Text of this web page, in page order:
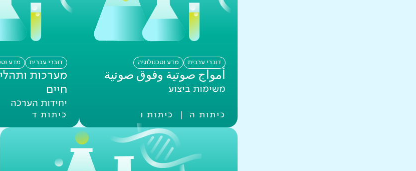
דוברי ערבית מדע וטכנולוגיה
أمواج صوتية وفوق صوتية
משימות ביצוע
כיתות ה כיתות ו
דוברי עברית מדע
מערכות
חיים
יחידות הערכה
כיתות ד